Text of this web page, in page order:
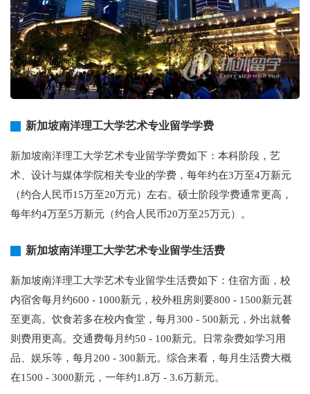
新加坡南洋理工大学艺术专业留学学费
新加坡南洋理工大学艺术专业留学学费如下：本科阶段，艺
术、设计与媒体学院相关专业的学费，每年约在3万至4万新元
（约合人民币15万至20万元）左右。硕士阶段学费通常更高，
每年约4万至5万新元（约合人民币20万至25万元）。
新加坡南洋理工大学艺术专业留学生活费
新加坡南洋理工大学艺术专业留学生活费如下：住宿方面，校
内宿舍每月约600 - 1000新元，校外租房则要800 - 1500新元甚
至更高。饮食若多在校内食堂，每月300 - 500新元，外出就餐
则费用更高。交通费每月约50 - 100新元。日常杂费如学习用
品、娱乐等，每月200 - 300新元。综合来看，每月生活费大概
在1500 - 3000新元，一年约1.8万 - 3.6万新元。